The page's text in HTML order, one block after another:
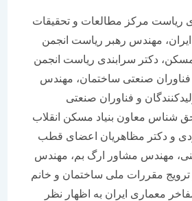
مرکز مطالعات و تحقیقات
مهندس رهبر ریاست انجمن
دکتر سرابندی ریاست انجمن
صنعتی ساختمان، مهندس
و فناوران صنعتی
معاون بنیاد مسکن انقلاب
مظاهریان اعضای قطب
مشاور ارگ بم، مهندس
مقررات ملی ساختمان و خانم
ایران به اظهار نظر